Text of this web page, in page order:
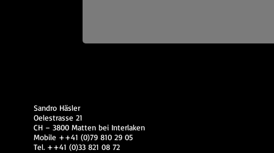
Sandro Häsler
Oelestrasse 21
CH – 3800 Matten bei Interlaken
Mobile ++41 (0)79 810 29 05
Tel. ++41 (0)33 821 08 72